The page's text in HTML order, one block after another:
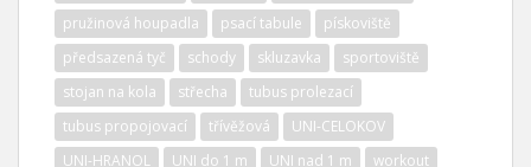
pružinová houpadla
psací tabule
pískoviště
předsazená tyč
schody skluzavka
sportoviště
stojan na kola
střecha
tubus prolezací
tubus propojovací
třívěžová
UNI-CELOKOV
UNI-HRANOL
UNI do 1 m UNI nad 1 m workout